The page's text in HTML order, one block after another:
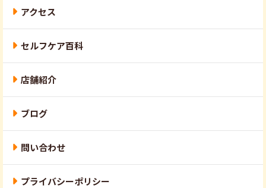
アクセス
セルフケア百科
店舗紹介
ブログ
問い合わせ
プライバシーポリシー